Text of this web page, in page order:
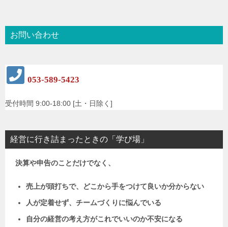
お問い合わせ
053-589-5423
受付時間 9:00-18:00 [土・日除く]
経営に行き詰まったときの「学び場」
決算や申告のことだけでなく、
売上が頭打ちで、どこから手をつけて良いか分からない
人が定着せず、チームづくりに悩んでいる
自分の経営の考え方がこれでいいのか不安になる